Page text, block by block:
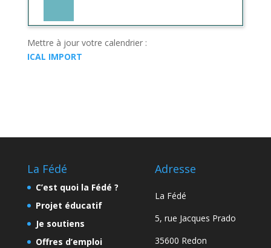
Mettre à jour votre calendrier :
ICAL IMPORT
La Fédé
C’est quoi la Fédé ?
Projet éducatif
Je soutiens
Offres d’emploi
Adresse
La Fédé
5, rue Jacques Prado
35600 Redon